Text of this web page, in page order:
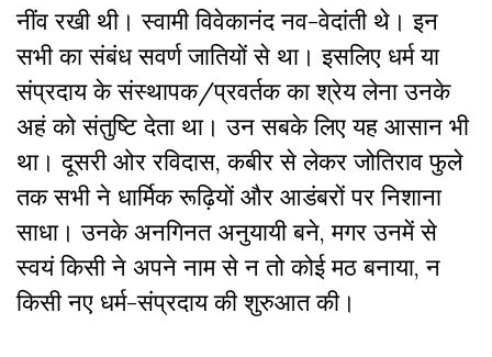
नींव रखी थी। स्वामी विवेकानंद नव-वेदांती थे। इन
सभी का संबंध सवर्ण जातियों से था। इसलिए धर्म या
संप्रदाय के संस्थापक/प्रवर्तक का श्रेय लेना उनके
अहं को संतुष्टि देता था। उन सबके लिए यह आसान भी
था। दूसरी ओर रविदास, कबीर से लेकर जोतिराव फुले
तक सभी ने धार्मिक रूढ़ियों और आडंबरों पर निशाना
साधा। उनके अनगिनत अनुयायी बने, मगर उनमें से
स्वयं किसी ने अपने नाम से न तो कोई मठ बनाया, न
किसी नए धर्म-संप्रदाय की शुरुआत की।